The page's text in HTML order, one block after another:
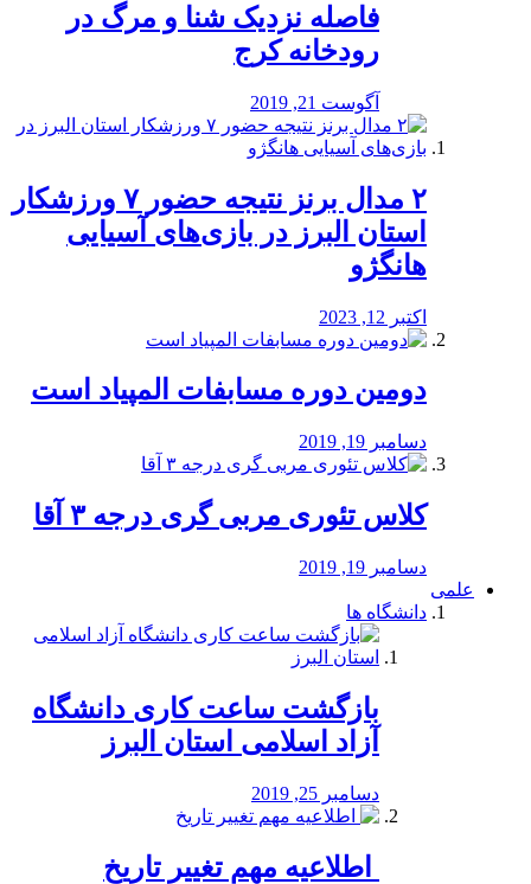
️فاصله نزدیک شنا و مرگ در
رودخانه کرج
آگوست 21, 2019
۲ مدال برنز نتیجه حضور ۷ ورزشکار
استان البرز در بازی‌های آسیایی
هانگژو
اکتبر 12, 2023
دومین دوره مسابفات المپیاد است
دسامبر 19, 2019
کلاس تئوری مربی گری درجه ۳ آقا
دسامبر 19, 2019
علمی
دانشگاه ها
بازگشت ساعت کاری دانشگاه
آزاد اسلامی استان البرز
دسامبر 25, 2019
️ اطلاعیه مهم تغییر تاریخ